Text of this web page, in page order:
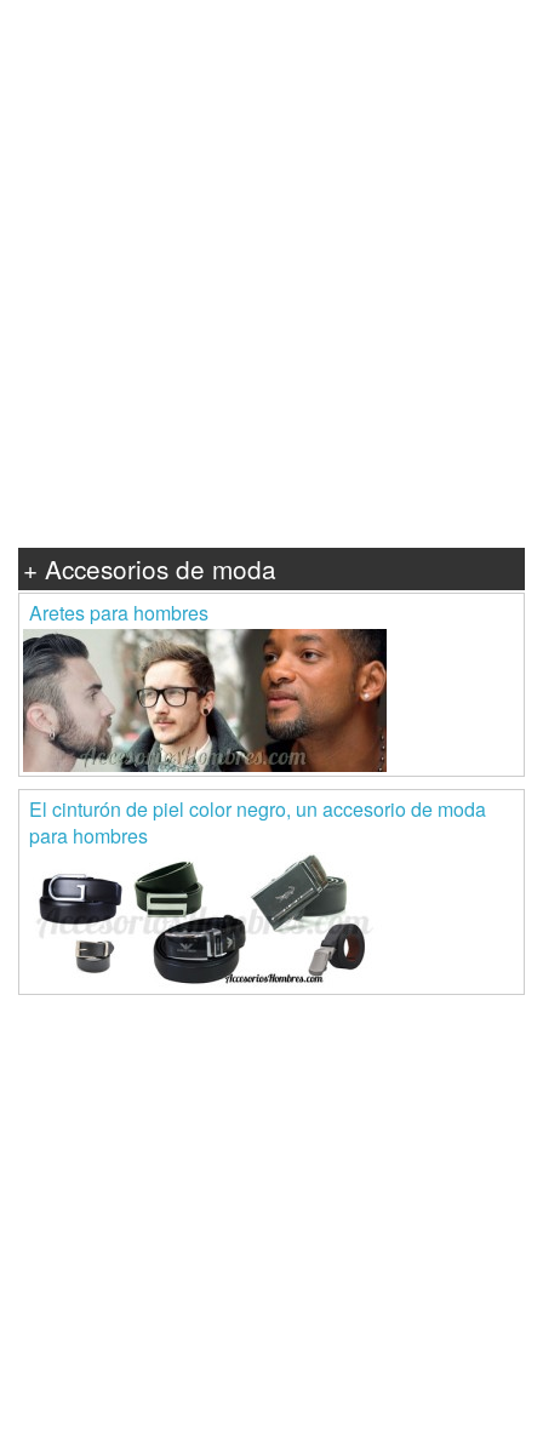
+ Accesorios de moda
Aretes para hombres
El cinturón de piel color negro, un accesorio de moda
para hombres